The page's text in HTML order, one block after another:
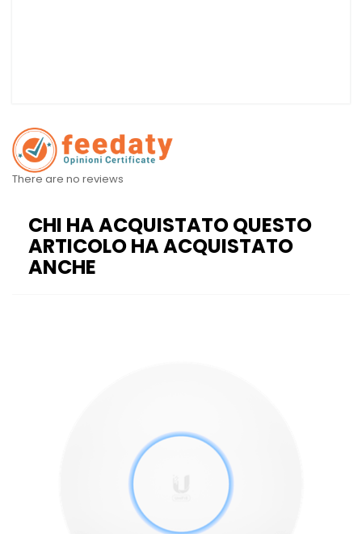
There are no reviews
CHI HA ACQUISTATO QUESTO
ARTICOLO HA ACQUISTATO
ANCHE